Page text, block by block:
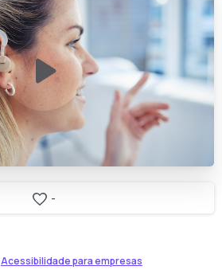
-
Acessibilidade para empresas